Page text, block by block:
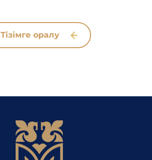
Тізімге оралу